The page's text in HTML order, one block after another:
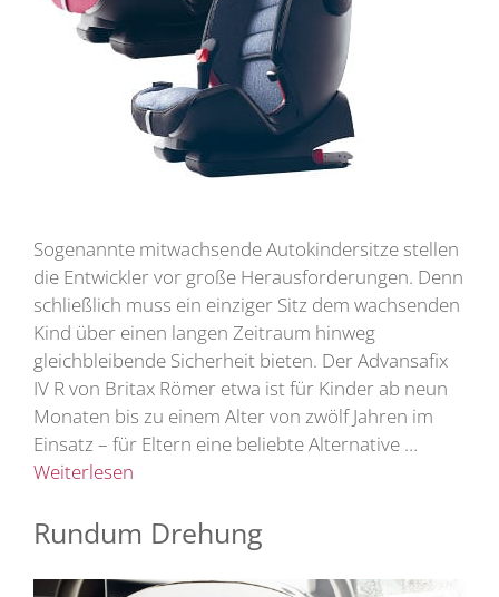
Sogenannte mitwachsende Autokindersitze stellen
die Entwickler vor große Herausforderungen. Denn
schließlich muss ein einziger Sitz dem wachsenden
Kind über einen langen Zeitraum hinweg
gleichbleibende Sicherheit bieten. Der Advansafix
IV R von Britax Römer etwa ist für Kinder ab neun
Monaten bis zu einem Alter von zwölf Jahren im
Einsatz – für Eltern eine beliebte Alternative …
Weiterlesen
Rundum Drehung